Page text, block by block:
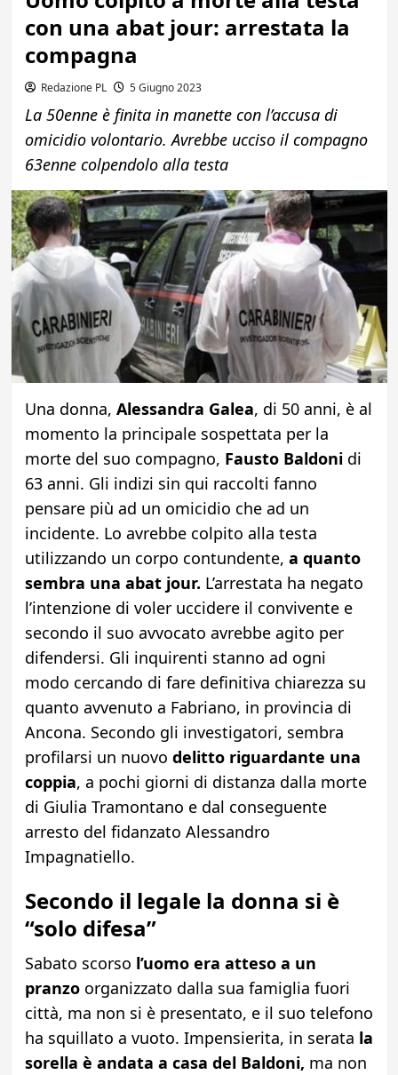
con una abat jour: arrestata la
compagna
Redazione PL 5 Giugno 2023
La 50enne è finita in manette con l’accusa di
omicidio volontario. Avrebbe ucciso il compagno
63enne colpendolo alla testa
Una donna, Alessandra Galea, di 50 anni, è al
momento la principale sospettata per la
morte del suo compagno, Fausto Baldonidi
63 anni. Gli indizi sin qui raccolti fanno
pensare più ad un omicidio che ad un
incidente. Lo avrebbe colpito alla testa
utilizzando un corpo contundente, a quanto
sembra una abat jour. L’arrestata ha negato
l’intenzione di voler uccidere il convivente e
secondo il suo avvocato avrebbe agito per
difendersi. Gli inquirenti stanno ad ogni
modo cercando di fare definitiva chiarezza su
quanto avvenuto a Fabriano, in provincia di
Ancona. Secondo gli investigatori, sembra
profilarsi un nuovo delitto riguardante una
coppia, a pochi giorni di distanza dalla morte
di Giulia Tramontano e dal conseguente
arresto del fidanzato Alessandro
Impagnatiello.
Secondo il legale la donna si è
“solo difesa”
Sabato scorso l’uomo era atteso a un
pranzoorganizzato dalla sua famiglia fuori
città, ma non si è presentato, e il suo telefono
ha squillato a vuoto. Impensierita, in serata la
sorella è andata a casa del Baldoni, ma non